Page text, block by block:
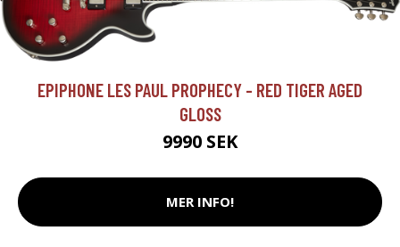
EPIPHONE LES PAUL PROPHECY - RED TIGER AGED
GLOSS
9990 SEK
MER INFO!